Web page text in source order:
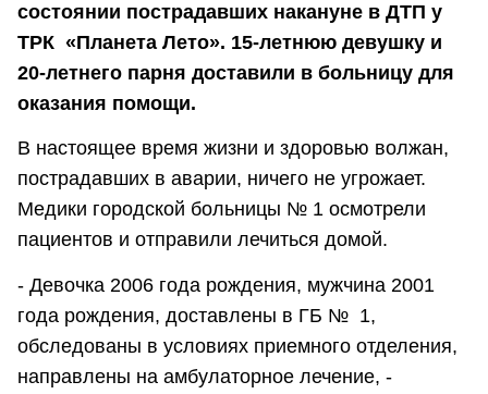
состоянии пострадавших накануне в ДТП у
ТРК «Планета Лето». 15-летнюю девушку и
20-летнего парня доставили в больницу для
оказания помощи.
В настоящее время жизни и здоровью волжан,
пострадавших в аварии, ничего не угрожает.
Медики городской больницы № 1 осмотрели
пациентов и отправили лечиться домой.
- Девочка 2006 года рождения, мужчина 2001
года рождения, доставлены в ГБ № 1,
обследованы в условиях приемного отделения,
направлены на амбулаторное лечение, -